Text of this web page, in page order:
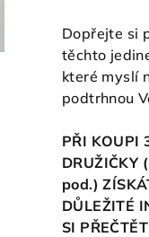
Dopřejte si
těchto
které myslí
podtrhnou
PŘI KOUPI
DRUŽIČKY
pod.)
DŮLEŽITÉ
SI